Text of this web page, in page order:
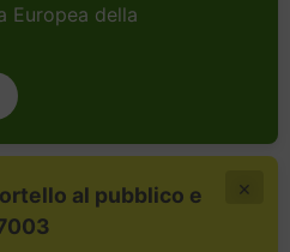
Europea della
al pubblico e
×